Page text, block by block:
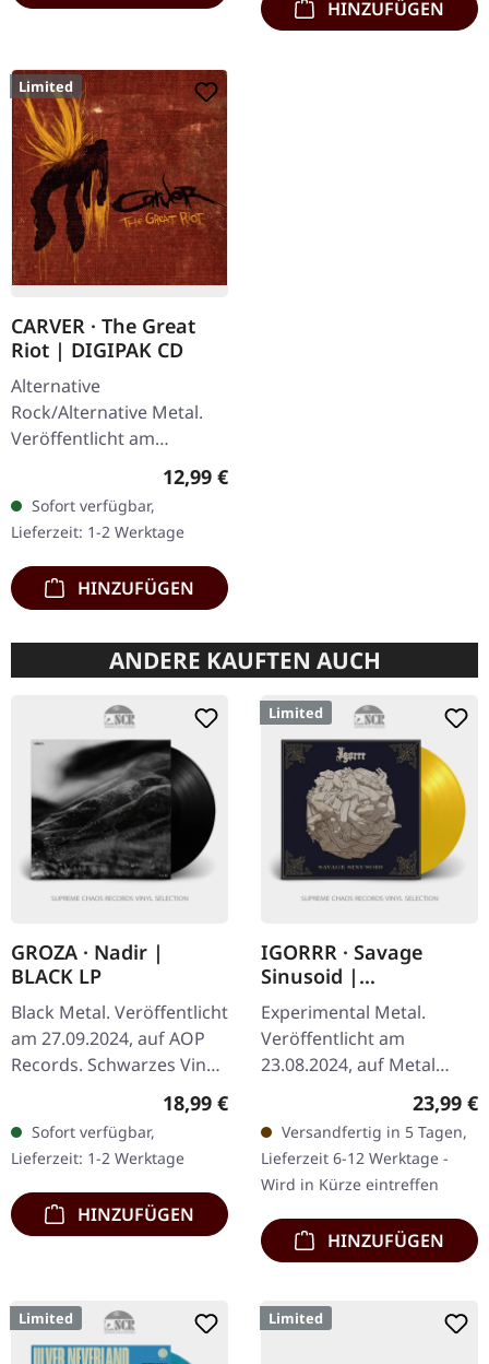
HINZUFÜGEN
Limited
CARVER · The Great
Riot | DIGIPAK CD
Alternative
Rock/Alternative Metal.
Veröffentlicht am
08.02.2013, auf Supreme
Chaos Records. Limitierte
Auflage als CD im DigiPak
mit umfangreichen…
Regulärer Preis:
12,99 €
Sofort verfügbar,
Lieferzeit: 1-2 Werktage
HINZUFÜGEN
ANDERE KAUFTEN AUCH
GROZA · Nadir |
BLACK LP
Black Metal. Veröffentlicht
am 27.09.2024, auf AOP
Records. Schwarzes Vinyl
im Gatefold-Cover. GROZA
(„Sturm“, „Terror“) ist eine
Black Metal Band…
Regulärer Preis:
18,99 €
Sofort verfügbar,
Lieferzeit: 1-2 Werktage
HINZUFÜGEN
Limited
IGORRR · Savage
Sinusoid |
TRANSPARENT GOLD
METALLIC LP
Experimental Metal.
Veröffentlicht am
23.08.2024, auf Metal
Transparent Gold Metallic
Vinyl. Limitiert auf 500
Stück. Igorrr's "Savage…
23,99 €
Versandfertig in 5 Tagen,
Lieferzeit 6-12 Werktage -
Wird in Kürze eintreffen
HINZUFÜGEN
Limited Limited